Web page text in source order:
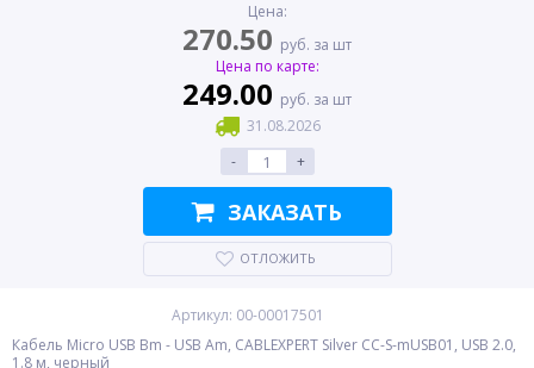
Цена:
270.50 руб. за шт
Цена по карте:
249.00 руб. за шт
31.08.2026
-
+
ЗАКАЗАТЬ
ОТЛОЖИТЬ
Артикул: 00-00017501
Кабель Micro USB Bm - USB Am, CABLEXPERT Silver CC-S-mUSB01, USB 2.0,
1.8 м, черный